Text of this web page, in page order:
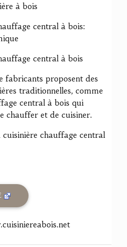
à bois
central à bois:
central à bois
fabricants proposent des
traditionnelles, comme
central à bois qui
chauffer et de cuisiner.
cuisinière chauffage central